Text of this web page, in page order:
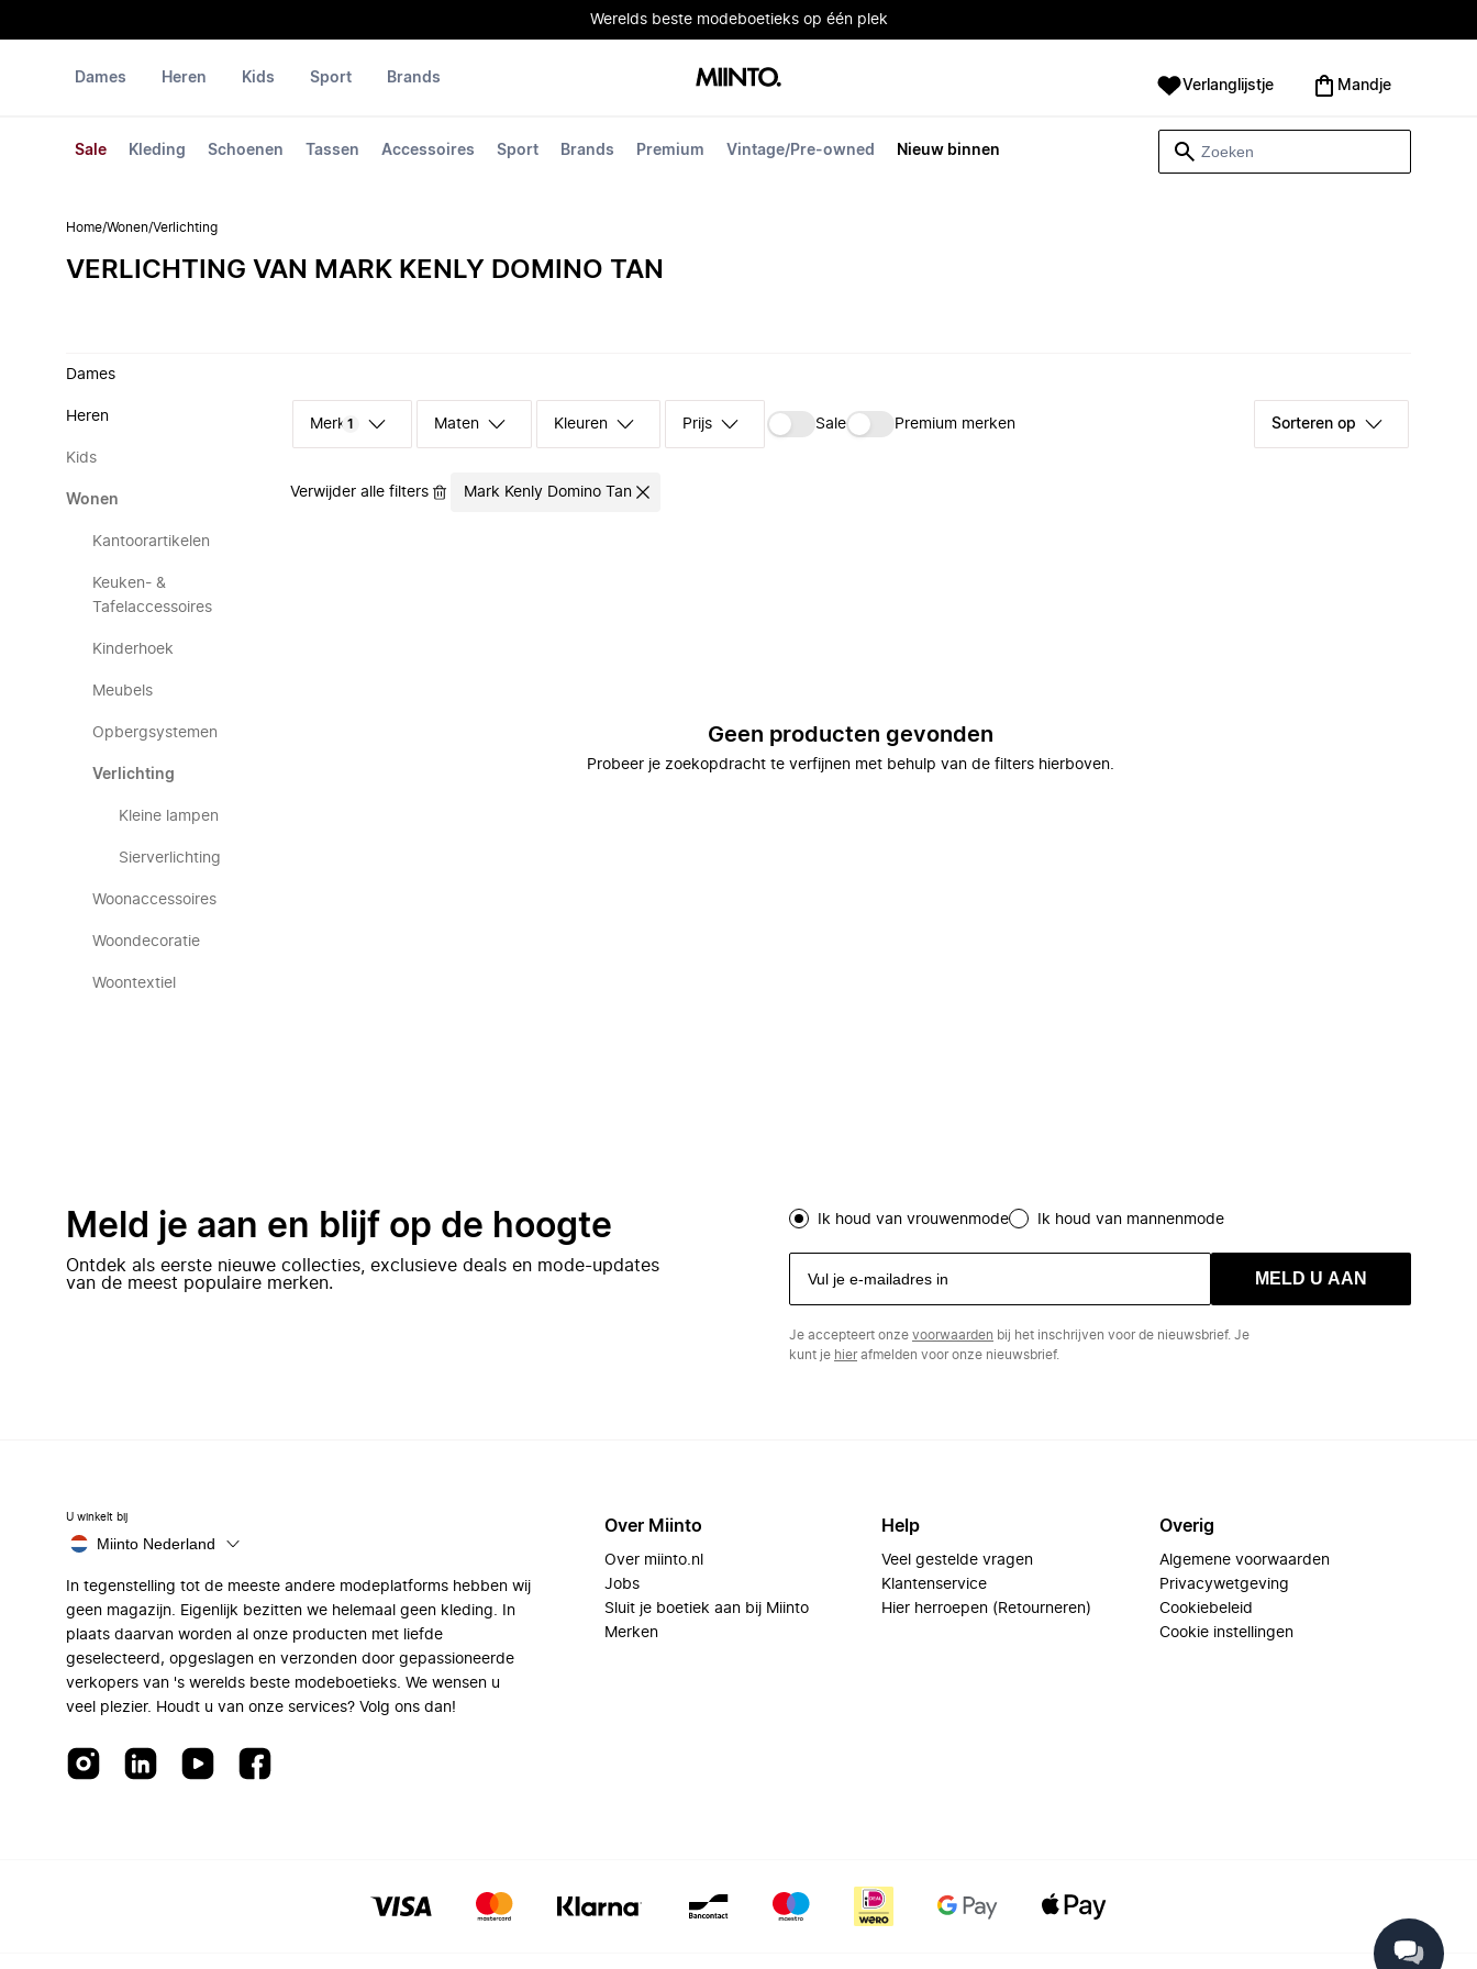
Werelds beste modeboetieks op één plek
Dames
Sale Kleding Schoenen Tassen Accessoires Sport Brands Premium Vintage/Pre-owned Nieuw binnen
Heren Kids Sport Brands Verlanglijstje Mandje
Home/Wonen/Verlichting
VERLICHTING VAN MARK KENLY DOMINO TAN
Dames
Heren
Kids
Wonen
Kantoorartikelen
Keuken- &
Tafelaccessoires
Kinderhoek
Meubels
Opbergsystemen
Verlichting
Kleine lampen
Sierverlichting
Woonaccessoires
Woondecoratie
Woontextiel
Merk 1 Maten Kleuren Prijs Sale Premium merken Sorteren op
Verwijder alle filters Mark Kenly Domino Tan
Geen producten gevonden
Probeer je zoekopdracht te verfijnen met behulp van de filters hierboven.
Meld je aan en blijf op de hoogte
Ontdek als eerste nieuwe collecties, exclusieve deals en mode-updates
van de meest populaire merken.
Ik houd van vrouwenmode Ik houd van mannenmode
MELD U AAN
Je accepteert onze voorwaarden bij het inschrijven voor de nieuwsbrief. Je
kunt je hierafmelden voor onze nieuwsbrief.
U winkelt bij
Miinto Nederland
In tegenstelling tot de meeste andere modeplatforms hebben wij
geen magazijn. Eigenlijk bezitten we helemaal geen kleding. In
plaats daarvan worden al onze producten met liefde
geselecteerd, opgeslagen en verzonden door gepassioneerde
verkopers van 's werelds beste modeboetieks. We wensen u
veel plezier. Houdt u van onze services? Volg ons dan!
Over Miinto
Over miinto.nl
Jobs
Sluit je boetiek aan bij Miinto
Merken
Help
Veel gestelde vragen
Klantenservice
Hier herroepen (Retourneren)
Overig
Algemene voorwaarden
Privacywetgeving
Cookiebeleid
Cookie instellingen